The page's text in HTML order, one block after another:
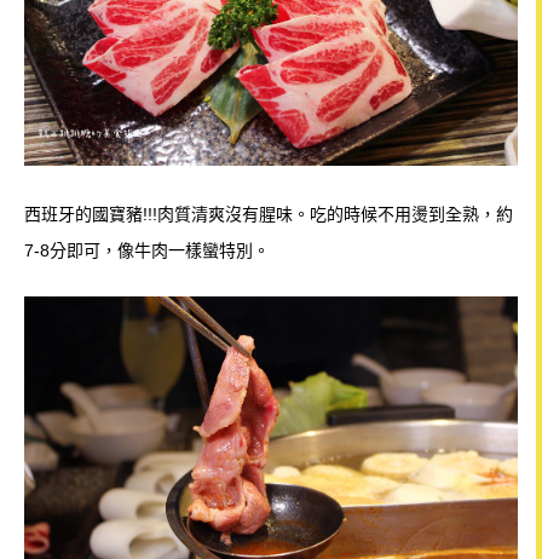
西班牙的國寶豬!!!肉質清爽沒有腥味。吃的時候不用燙到全熟，約
7-8分即可，像牛肉一樣蠻特別。